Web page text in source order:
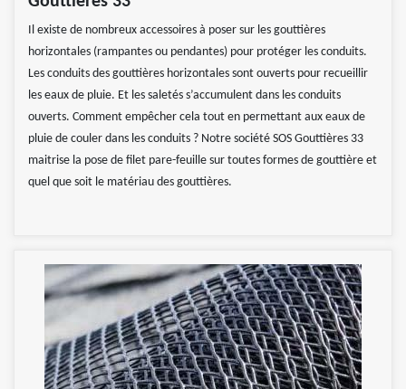
Il existe de nombreux accessoires à poser sur les gouttières
horizontales (rampantes ou pendantes) pour protéger les conduits.
Les conduits des gouttières horizontales sont ouverts pour recueillir
les eaux de pluie. Et les saletés s’accumulent dans les conduits
ouverts. Comment empêcher cela tout en permettant aux eaux de
pluie de couler dans les conduits ? Notre société SOS Gouttières 33
maitrise la pose de filet pare-feuille sur toutes formes de gouttière et
quel que soit le matériau des gouttières.